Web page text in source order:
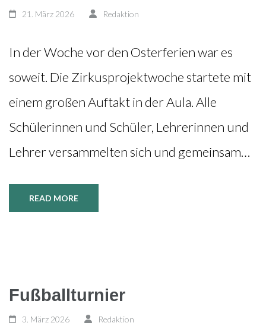
21. März 2026 Redaktion
In der Woche vor den Osterferien war es
soweit. Die Zirkusprojektwoche startete mit
einem großen Auftakt in der Aula. Alle
Schülerinnen und Schüler, Lehrerinnen und
Lehrer versammelten sich und gemeinsam…
READ MORE
Fußballturnier
3. März 2026 Redaktion